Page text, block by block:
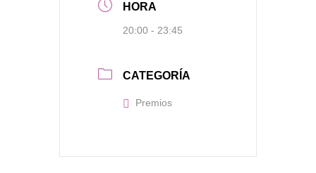
HORA
20:00 - 23:45
CATEGORÍA
Premios